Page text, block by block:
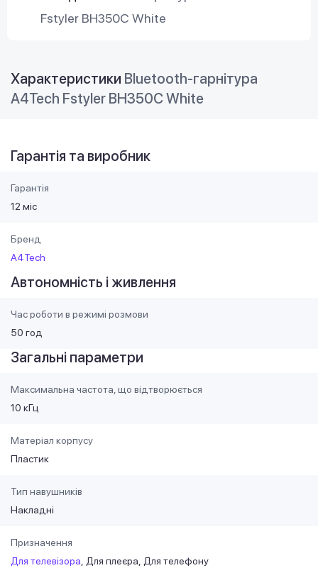
Fstyler BH350C White
Характеристики Bluetooth-гарнітура
A4Tech Fstyler BH350C White
Гарантія та виробник
Гарантія
12 міс
Бренд
A4Tech
Автономність і живлення
Час роботи в режимі розмови
50 год
Загальні параметри
Максимальна частота, що відтворюється
10 кГц
Матеріал корпусу
Пластик
Тип навушників
Накладні
Призначення
Для телевізора
Для плеєра Для телефону